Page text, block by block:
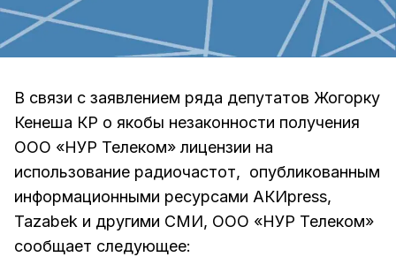
В связи с заявлением ряда депутатов Жогорку
Кенеша КР о якобы незаконности получения
ООО «НУР Телеком» лицензии на
использование радиочастот, опубликованным
информационными ресурсами АКИpress,
Tazabek и другими СМИ, ООО «НУР Телеком»
сообщает следующее: